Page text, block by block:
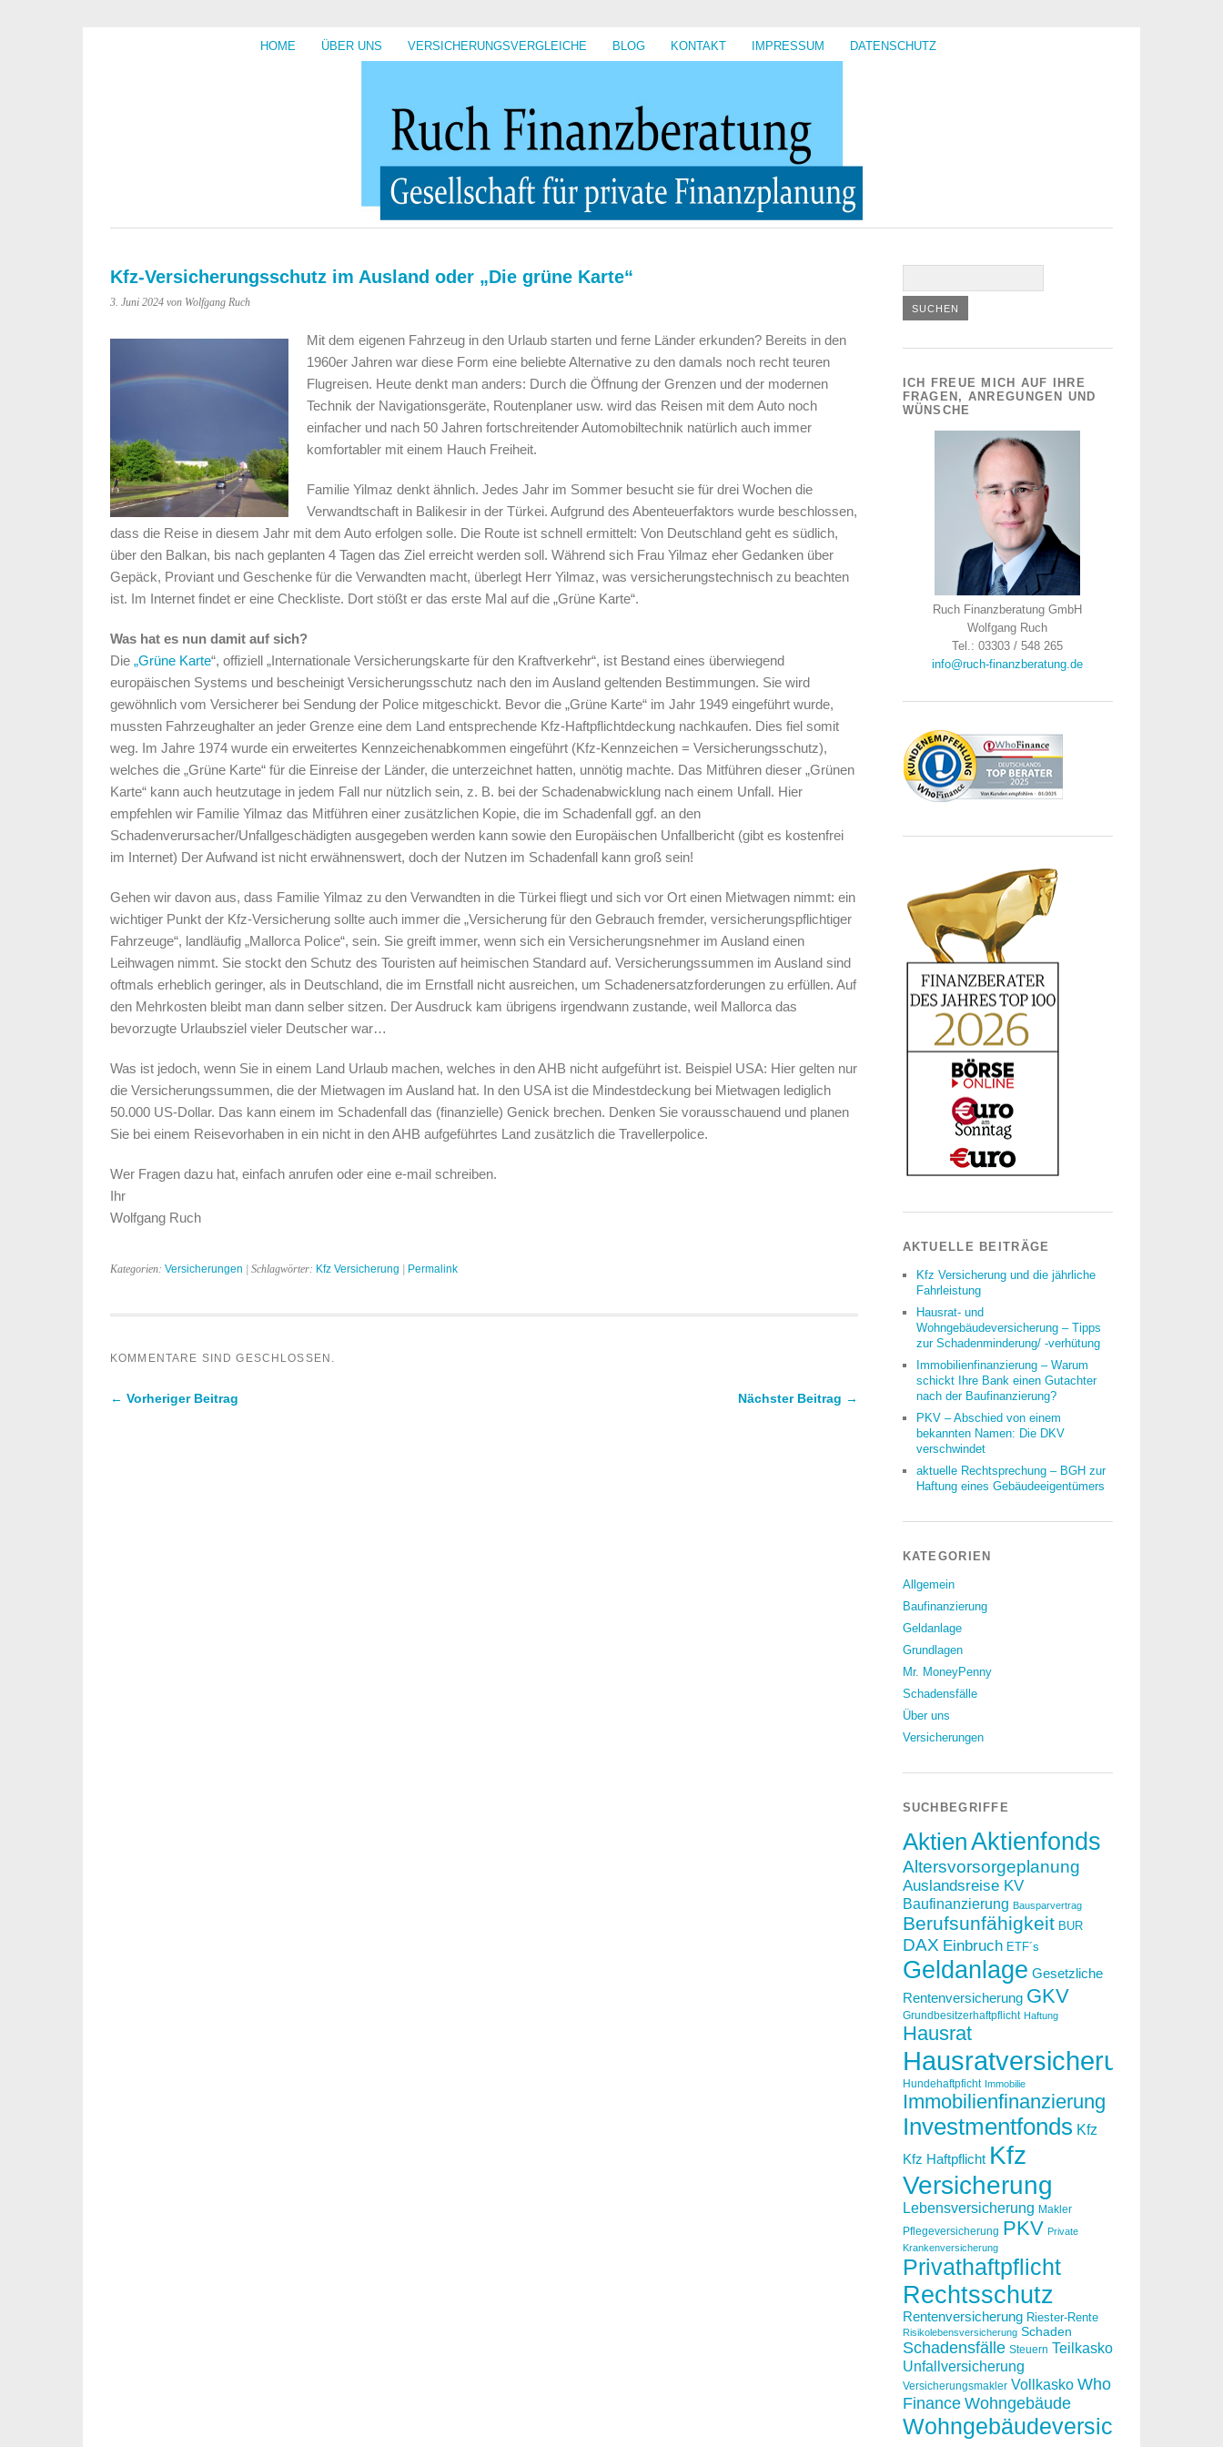
HOME ÜBER UNS VERSICHERUNGSVERGLEICHE BLOG KONTAKT IMPRESSUM DATENSCHUTZ
Kfz-Versicherungsschutz im Ausland oder „Die grüne Karte“
3. Juni 2024 von Wolfgang Ruch
Mit dem eigenen Fahrzeug in den Urlaub starten und ferne Länder erkunden? Bereits in den
1960er Jahren war diese Form eine beliebte Alternative zu den damals noch recht teuren
Flugreisen. Heute denkt man anders: Durch die Öffnung der Grenzen und der modernen
Technik der Navigationsgeräte, Routenplaner usw. wird das Reisen mit dem Auto noch
einfacher und nach 50 Jahren fortschreitender Automobiltechnik natürlich auch immer
komfortabler mit einem Hauch Freiheit.
Familie Yilmaz denkt ähnlich. Jedes Jahr im Sommer besucht sie für drei Wochen die
Verwandtschaft in Balikesir in der Türkei. Aufgrund des Abenteuerfaktors wurde beschlossen,
dass die Reise in diesem Jahr mit dem Auto erfolgen solle. Die Route ist schnell ermittelt: Von Deutschland geht es südlich,
über den Balkan, bis nach geplanten 4 Tagen das Ziel erreicht werden soll. Während sich Frau Yilmaz eher Gedanken über
Gepäck, Proviant und Geschenke für die Verwandten macht, überlegt Herr Yilmaz, was versicherungstechnisch zu beachten
ist. Im Internet findet er eine Checkliste. Dort stößt er das erste Mal auf die „Grüne Karte“.
Was hat es nun damit auf sich?
Die „Grüne Karte“, offiziell „Internationale Versicherungskarte für den Kraftverkehr“, ist Bestand eines überwiegend
europäischen Systems und bescheinigt Versicherungsschutz nach den im Ausland geltenden Bestimmungen. Sie wird
gewöhnlich vom Versicherer bei Sendung der Police mitgeschickt. Bevor die „Grüne Karte“ im Jahr 1949 eingeführt wurde,
mussten Fahrzeughalter an jeder Grenze eine dem Land entsprechende Kfz-Haftpflichtdeckung nachkaufen. Dies fiel somit
weg. Im Jahre 1974 wurde ein erweitertes Kennzeichenabkommen eingeführt (Kfz-Kennzeichen = Versicherungsschutz),
welches die „Grüne Karte“ für die Einreise der Länder, die unterzeichnet hatten, unnötig machte. Das Mitführen dieser „Grünen
Karte“ kann auch heutzutage in jedem Fall nur nützlich sein, z. B. bei der Schadenabwicklung nach einem Unfall. Hier
empfehlen wir Familie Yilmaz das Mitführen einer zusätzlichen Kopie, die im Schadenfall ggf. an den
Schadenverursacher/Unfallgeschädigten ausgegeben werden kann sowie den Europäischen Unfallbericht (gibt es kostenfrei
im Internet) Der Aufwand ist nicht erwähnenswert, doch der Nutzen im Schadenfall kann groß sein!
Gehen wir davon aus, dass Familie Yilmaz zu den Verwandten in die Türkei fliegt und sich vor Ort einen Mietwagen nimmt: ein
wichtiger Punkt der Kfz-Versicherung sollte auch immer die „Versicherung für den Gebrauch fremder, versicherungspflichtiger
Fahrzeuge“, landläufig „Mallorca Police“, sein. Sie greift immer, wenn sich ein Versicherungsnehmer im Ausland einen
Leihwagen nimmt. Sie stockt den Schutz des Touristen auf heimischen Standard auf. Versicherungssummen im Ausland sind
oftmals erheblich geringer, als in Deutschland, die im Ernstfall nicht ausreichen, um Schadenersatzforderungen zu erfüllen. Auf
den Mehrkosten bleibt man dann selber sitzen. Der Ausdruck kam übrigens irgendwann zustande, weil Mallorca das
bevorzugte Urlaubsziel vieler Deutscher war…
Was ist jedoch, wenn Sie in einem Land Urlaub machen, welches in den AHB nicht aufgeführt ist. Beispiel USA: Hier gelten nur
die Versicherungssummen, die der Mietwagen im Ausland hat. In den USA ist die Mindestdeckung bei Mietwagen lediglich
50.000 US-Dollar. Das kann einem im Schadenfall das (finanzielle) Genick brechen. Denken Sie vorausschauend und planen
Sie bei einem Reisevorhaben in ein nicht in den AHB aufgeführtes Land zusätzlich die Travellerpolice.
Wer Fragen dazu hat, einfach anrufen oder eine e-mail schreiben.
Ihr
Wolfgang Ruch
Kategorien: Versicherungen | Schlagwörter: Kfz Versicherung Permalink
KOMMENTARE SIND GESCHLOSSEN.
← Vorheriger Beitrag Nächster Beitrag →
ICH FREUE MICH AUF IHRE
FRAGEN, ANREGUNGEN UND
WÜNSCHE
Ruch Finanzberatung GmbH
Wolfgang Ruch
Tel.: 03303 / 548 265
info@ruch-finanzberatung.de
AKTUELLE BEITRÄGE
Kfz Versicherung und die jährliche
Fahrleistung
Hausrat- und
Wohngebäudeversicherung – Tipps
zur Schadenminderung/ -verhütung
Immobilienfinanzierung – Warum
schickt Ihre Bank einen Gutachter
nach der Baufinanzierung?
PKV – Abschied von einem
bekannten Namen: Die DKV
verschwindet
aktuelle Rechtsprechung – BGH zur
Haftung eines Gebäudeeigentümers
KATEGORIEN
Allgemein
Baufinanzierung
Geldanlage
Grundlagen
Mr. MoneyPenny
Schadensfälle
Über uns
Versicherungen
SUCHBEGRIFFE
AktienAktienfonds
Altersvorsorgeplanung
Auslandsreise KV
Baufinanzierung Bausparvertrag
Berufsunfähigkeit BUR
DAX Einbruch ETF´s
Geldanlage Gesetzliche
Rentenversicherung GKV
Grundbesitzerhaftpflicht Haftung
Hausrat
Hausratversicherung
Hundehaftpficht Immobilie
Immobilienfinanzierung
Investmentfonds Kfz
Kfz Haftpflicht Kfz
Versicherung
Lebensversicherung Makler
Pflegeversicherung PKV Private
Krankenversicherung
Privathaftpflicht
Rechtsschutz
Rentenversicherung Riester-Rente
Risikolebensversicherung Schaden
Schadensfälle Steuern Teilkasko
Unfallversicherung
Versicherungsmakler Vollkasko Who
Finance Wohngebäude
Wohngebäudeversicherung